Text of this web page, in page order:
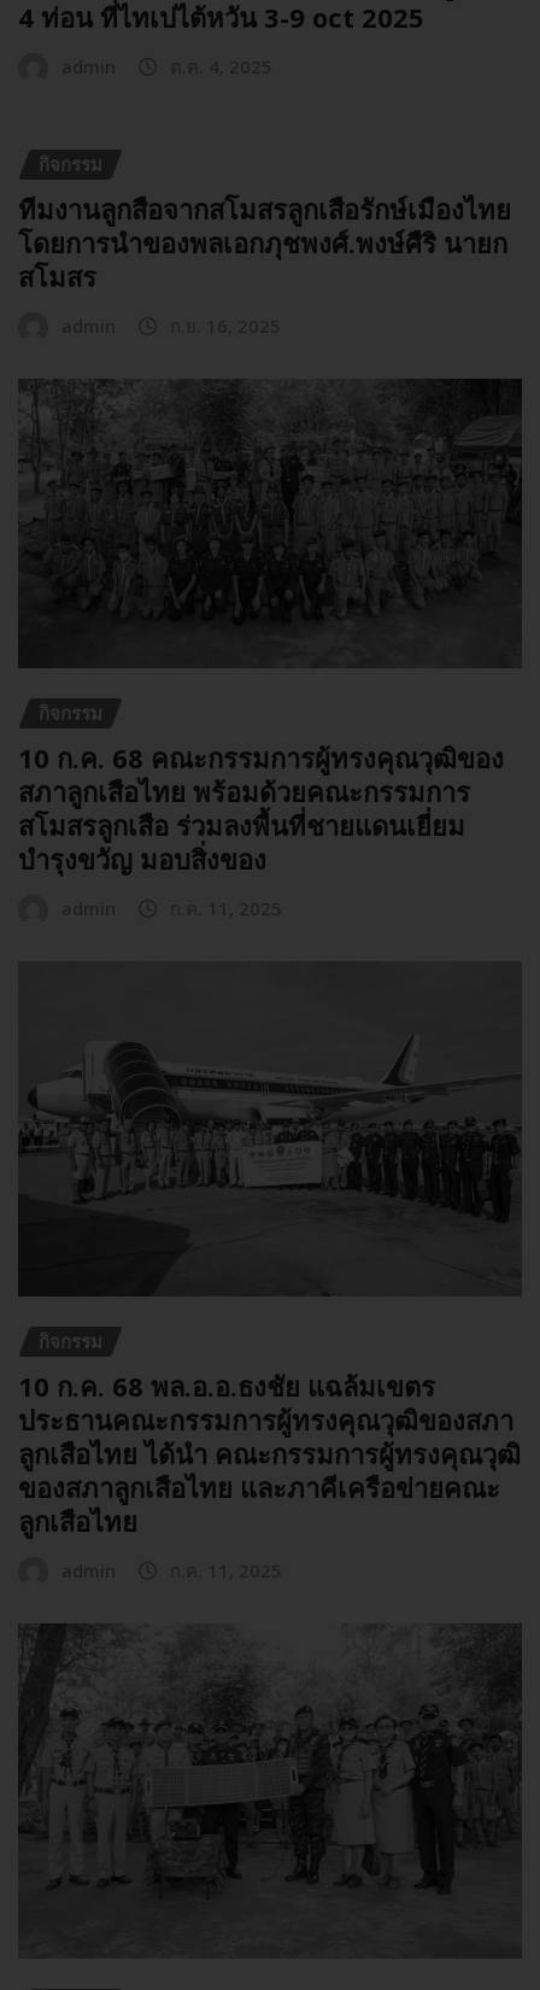
4 ท่อน ที่ไทเปไต้หวัน 3-9 oct 2025
กิจกรรม
ทีมงานลูกสือจากสโมสรลูกเสือรักษ์เมืองไทย
โดยการนำของพลเอกภุชพงศ์.พงษ์ศืริ นายก
สโมสร
กิจกรรม
10 ก.ค. 68 คณะกรรมการผู้ทรงคุณวุฒิของ
สภาลูกเสือไทย พร้อมด้วยคณะกรรมการ
สโมสรลูกเสือ ร่วมลงพื้นที่ชายแดนเยี่ยม
บำรุงขวัญ มอบสิ่งของ
กิจกรรม
10 ก.ค. 68 พล.อ.อ.ธงชัย แฉล้มเขตร
ประธานคณะกรรมการผู้ทรงคุณวุฒิของสภา
ลูกเสือไทย ได้นำ คณะกรรมการผู้ทรงคุณวุฒิ
ของสภาลูกเสือไทย และภาคีเครือข่ายคณะ
ลูกเสือไทย